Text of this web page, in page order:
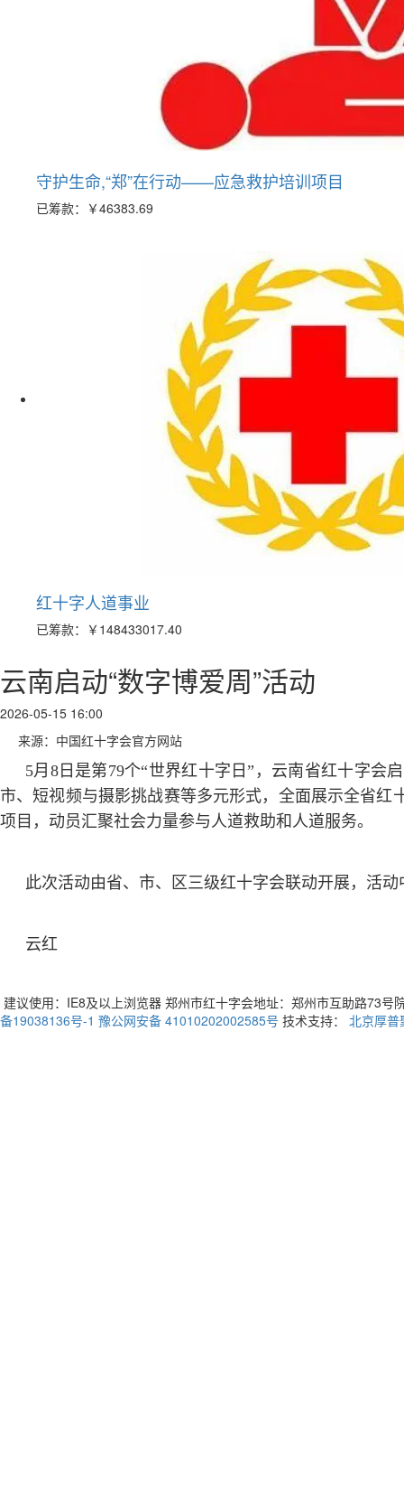
守护生命,“郑”在行动——应急救护培训项目
已筹款： ￥46383.69
红十字人道事业
已筹款： ￥148433017.40
云南启动“数字博爱周”活动
2026-05-15 16:00
来源：中国红十字会官方网站
5月8日是第79个“世界红十字日”，云南省红十字会
市、短视频与摄影挑战赛等多元形式，全面展示全省
项目，动员汇聚社会力量参与人道救助和人道服务。
此次活动由省、市、区三级红十字会联动开展，活
云红
建议使用：IE8及以上浏览器 郑州市红十字会地址：郑州市互助路73号
备19038136号-1 豫公网安备 41010202002585号 技术支持： 北京厚普